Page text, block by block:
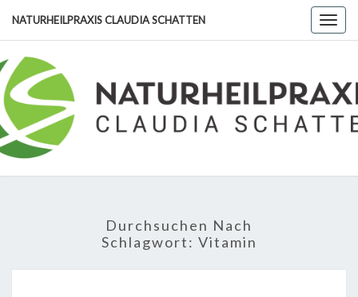
content
NATURHEILPRAXIS CLAUDIA SCHATTEN
Durchsuchen Nach
Schlagwort: Vitamin